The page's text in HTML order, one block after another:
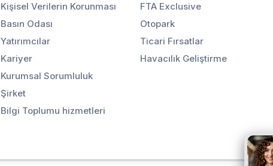
Kişisel Verilerin Korunması
Basın Odası
Yatırımcılar
Kariyer
Kurumsal Sorumluluk
Şirket
Bilgi Toplumu hizmetleri
FTA Exclusive
Otopark
Ticari Fırsatlar
Havacılık Geliştirme